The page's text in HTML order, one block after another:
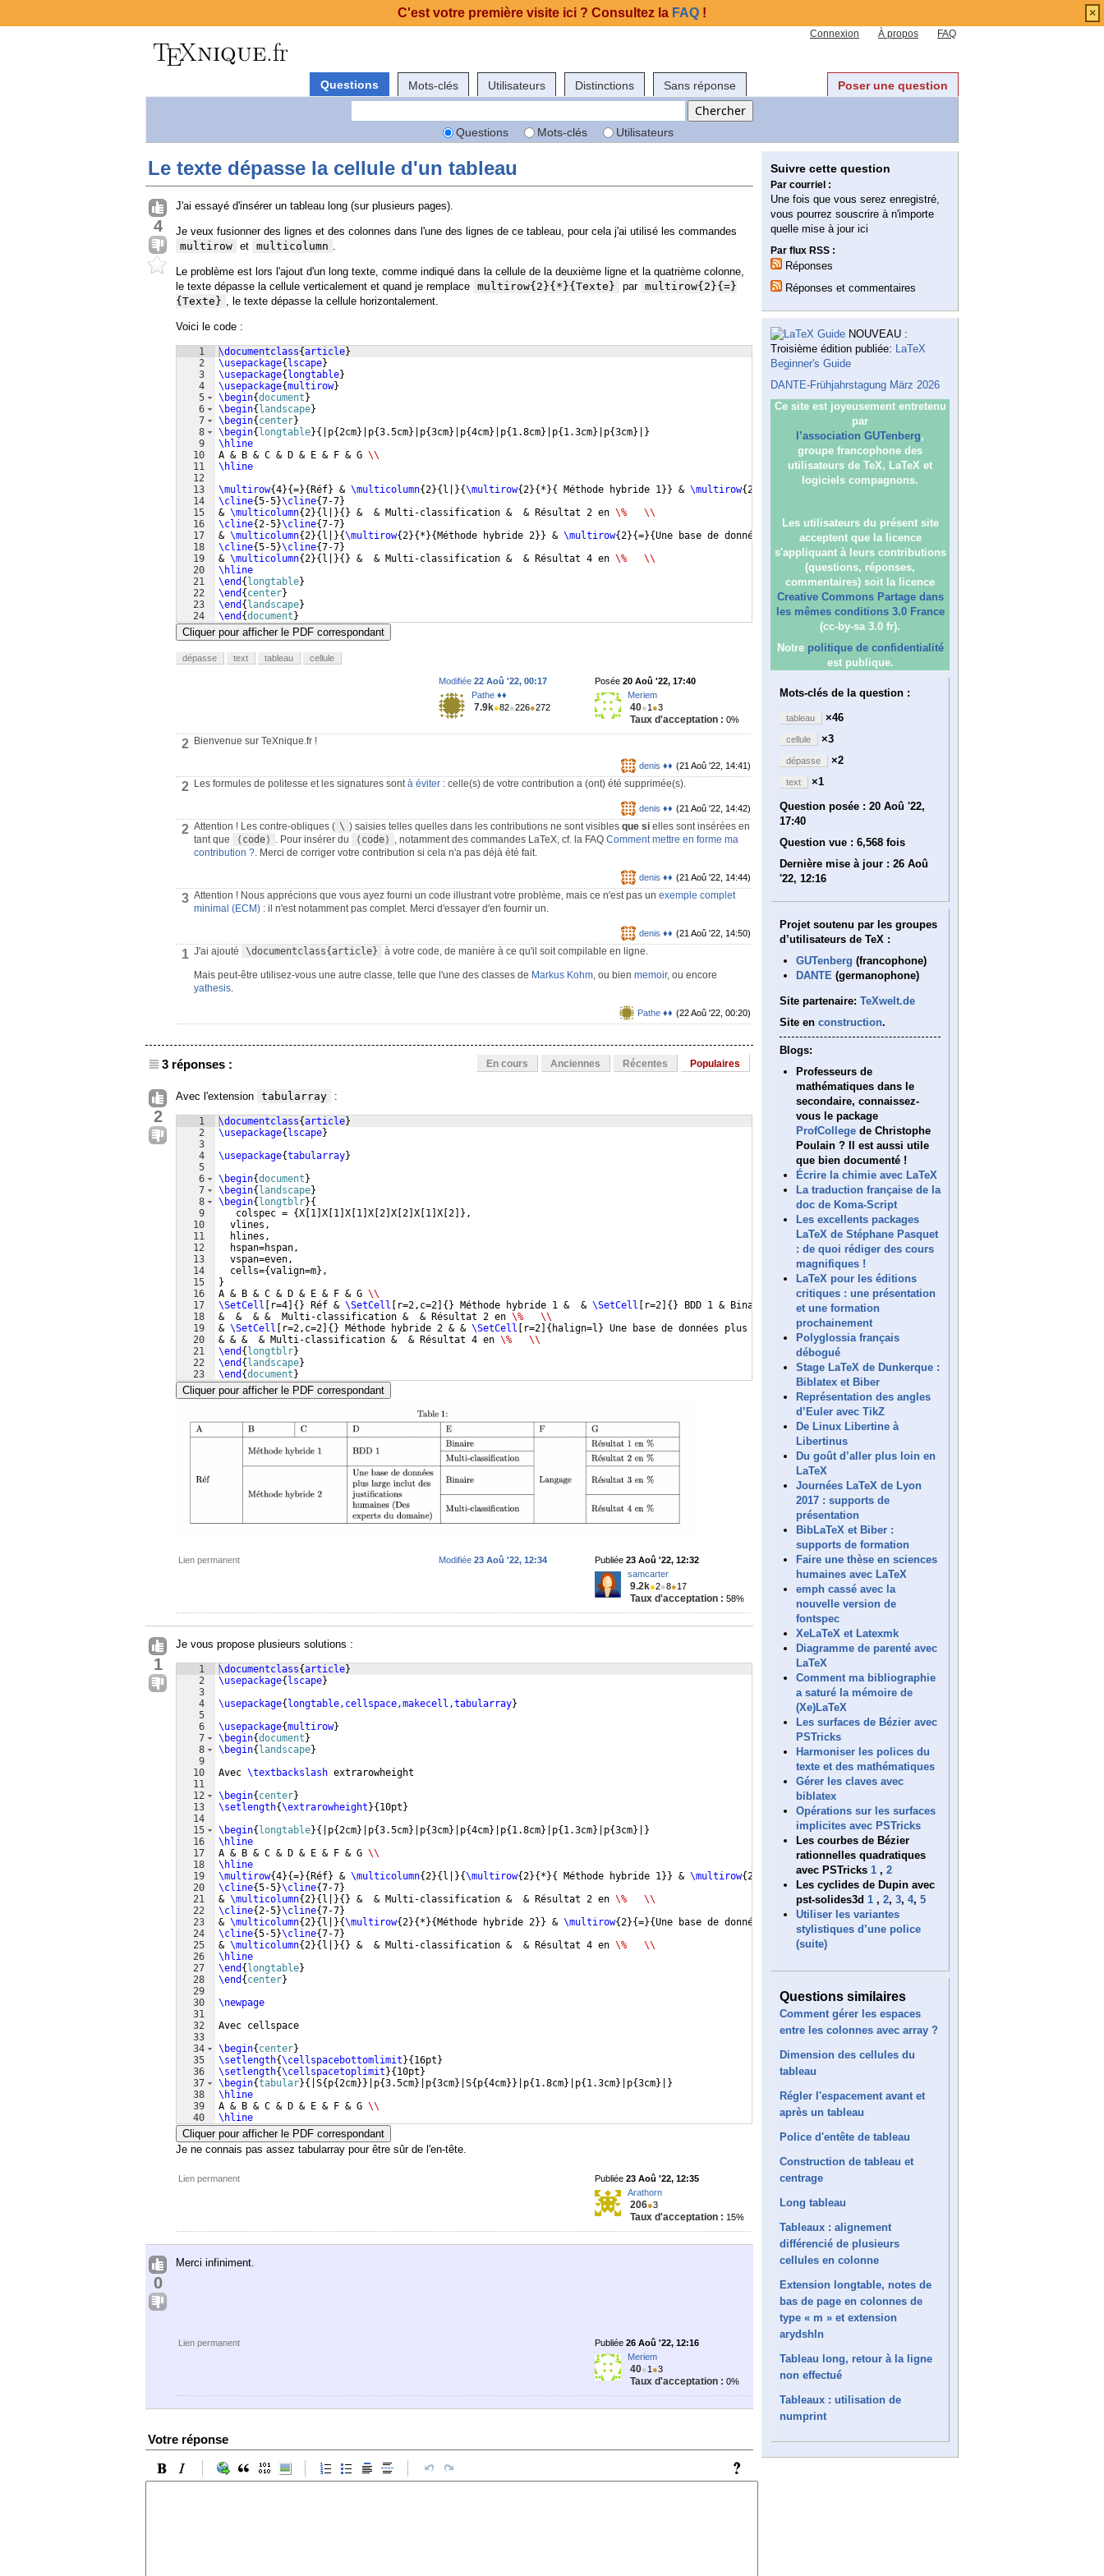
Connexion À propos FAQ
Questions Mots-clés Utilisateurs Distinctions Sans réponse Poser une question
Questions Mots-clés Utilisateurs
Le texte dépasse la cellule d'un tableau
4
J'ai essayé d'insérer un tableau long (sur plusieurs pages).
Je veux fusionner des lignes et des colonnes dans l'une des lignes de ce tableau, pour cela j'ai utilisé les commandes
multirow et multicolumn .
Le problème est lors l'ajout d'un long texte, comme indiqué dans la cellule de la deuxième ligne et la quatrième colonne,
le texte dépasse la cellule verticalement et quand je remplace multirow{2}{*}{Texte} par multirow{2}{=}
{Texte} , le texte dépasse la cellule horizontalement.
Voici le code :
1
2
3
4
5
6
7
8
9
10
11
12
13
14
15
16
17
18
19
20
21
22
23
24
\documentclass{article}
\usepackage{ lscape}
\usepackage{ longtable}
\usepackage{multirow}
\begin{document }
\begin{ landscape}
\begin{ center}
\begin{ longtable}{ |p{2cm} |p{3.5cm} |p{3cm} |p{4cm} |p{ 1.8cm} |p{ 1.3cm} |p{3cm}
}
\hline
A & B & C & D & E & F & G \\
\hline
\multirow{4}{=}{ Réf} & \multicolumn{2}{ l| }{\multirow{2}{ * }{ Méthode hybride 1}} & \multirow{2 } & Binaire &
\cline{5-5}\cline{7-7}
& \multicolumn{2}{ l| }{ } &  & Multi-classification &  & Résultat 2 en \%
\\
\cline{2-5}\cline{7-7}
& \multicolumn{2}{ l| }{\multirow{2}{ * }{ Méthode hybride 2}} & \multirow{2}{=}{Une base de données plus large inclut des justifications humaines
\cline{5-5}\cline{7-7}
& \multicolumn{2}{ l| }{ } &  & Multi-classification &  & Résultat 4 en \%
\\
\hline
\end { longtable}
\end { center}
\end { landscape}
\end {document }
Cliquer pour afficher le PDF correspondant
dépasse text tableau cellule
Posée 20 Aoû '22, 17:40
Meriem
40●1 ●3
Taux d'acceptation : 0%
Modifiée 22 Aoû '22, 00:17
Pathe ♦♦
7.9k●82●226●272
2 Bienvenue sur TeXnique.fr !
(21 Aoû '22, 14:41)
denis ♦♦
2 Les formules de politesse et les signatures sontà éviter : celle(s) de votre contribution a (ont) été supprimée(s).
(21 Aoû '22, 14:42)
denis ♦♦
2 Attention ! Les contre-obliques ( \ ) saisies telles quelles dans les contributions ne sont visibles que si elles sont insérées en
tant que
⟨code⟩ . Pour insérer du ⟨code⟩ , notamment des commandes LaTeX, cf. la FAQ Comment mettre en forme ma
contribution ?. Merci de corriger votre contribution si cela n'a pas déjà été fait.
(21 Aoû '22, 14:44)
denis ♦♦
3 Attention ! Nous apprécions que vous ayez fourni un code illustrant votre problème, mais ce n'est pas un exemple complet
minimal (ECM) : il n'est notamment pas complet. Merci d'essayer d'en fournir un.
(21 Aoû '22, 14:50)
denis ♦♦
1 J'ai ajouté \documentclass{article} à votre code, de manière à ce qu'il soit compilable en ligne.
Mais peut-être utilisez-vous une autre classe, telle que l'une des classes de Markus Kohm, ou bien memoir, ou encore
yathesis.
(22 Aoû '22, 00:20)
Pathe ♦♦
3 réponses : En cours Anciennes Récentes Populaires
2
Avec l'extension tabularray :
1
2
3
4
5
6
7
8
9
10
11
12
13
14
15
16
17
18
19
20
21
22
23
\documentclass{article}
\usepackage{ lscape}
\usepackage{tabularray}
\begin{document }
\begin{ landscape}
\begin{ longtblr}{
   colspec =
{X 1 X 1 X 1 X 2 X 2 X 1 X 2 ]} ,
  vlines,
  hlines,
  hspan=hspan,
  vspan=even,
  cells=
{valign=m} ,
}
A & B & C & D & E & F & G \\
\SetCell
r=4 { } Réf & \SetCell r=2,c=2 { } Méthode hybride 1 &  & \SetCell r=2 { } BDD 1 & Binaire & \SetCell[r=4]{} Langage & Résultat 1 en
&  &  & &  Multi-classification &  & Résultat 2 en \%
\\
& \SetCell r=2,c=2 { } Méthode hybride 2 & & \SetCell r=2 { halign=l } Une base de données plus large inclut des justifications humaines
& & &  & Multi-classification &  & Résultat 4 en \%
\\
\end { longtblr}
\end { landscape}
\end {document }
Cliquer pour afficher le PDF correspondant
Lien permanent Publiée 23 Aoû '22, 12:32
samcarter
9.2k●2●8●17
Taux d'acceptation : 58%
Modifiée 23 Aoû '22, 12:34
1
Je vous propose plusieurs solutions :
1
2
3
4
5
6
7
8
9
10
11
12
13
14
15
16
17
18
19
20
21
22
23
24
25
26
27
28
29
30
31
32
33
34
35
36
37
38
39
40
41
\documentclass{article}
\usepackage{ lscape}
\usepackage{ longtable,cellspace,makecell,tabularray}
\usepackage{multirow}
\begin{document }
\begin{ landscape}
Avec \textbackslash extrarowheight
\begin{ center}
\setlength{\extrarowheight }{ 10pt }
\begin{ longtable}{ |p{2cm} |p{3.5cm} |p{3cm} |p{4cm} |p{ 1.8cm} |p{ 1.3cm} |p{3cm}
}
\hline
A & B & C & D & E & F & G \\
\hline
\multirow{4}{=}{ Réf} & \multicolumn{2}{ l| }{\multirow{2}{ * }{ Méthode hybride 1}} & \multirow{2 BDD 1} & Binaire & \multirow
\cline{5-5}\cline{7-7}
& \multicolumn{2}{ l| }{ } &  & Multi-classification &  & Résultat 2 en \%
\\
\cline{2-5}\cline{7-7}
& \multicolumn{2}{ l| }{\multirow{2}{ * }{ Méthode hybride 2}} & \multirow{2}{=}{Une base de données plus large inclut des justifications humaines
\cline{5-5}\cline{7-7}
& \multicolumn{2}{ l| }{ } &  & Multi-classification &  & Résultat 4 en \%
\\
\hline
\end { longtable}
\end { center}
\newpage
Avec cellspace
\begin{ center}
\setlength{\cellspacebottomlimit }{ 16pt }
\setlength{\cellspacetoplimit }{ 10pt }
\begin{tabular}{ |S{ p{2cm}} |p{3.5cm} |p{3cm} |S{ p{4cm}} |p{ 1.8cm} |p{ 1.3cm} |p{3cm}
}
\hline
A & B & C & D & E & F & G \\
\hline
\multirow{4}{=}{Réf} & \multicolumn & Binaire &
Cliquer pour afficher le PDF correspondant
Je ne connais pas assez tabularray pour être sûr de l'en-tête.
Lien permanent Publiée 23 Aoû '22, 12:35
Arathorn
206●3
Taux d'acceptation : 15%
0
Merci infiniment.
Lien permanent Publiée 26 Aoû '22, 12:16
Meriem
40●1 ●3
Taux d'acceptation : 0%
Votre réponse
Suivre cette question
Par courriel :
Une fois que vous serez enregistré,
vous pourrez souscrire à n'importe
quelle mise à jour ici
Par flux RSS :
Réponses
Réponses et commentaires
NOUVEAU :
Troisième édition publiée: LaTeX
Beginner's Guide
DANTE-Frühjahrstagung März 2026
Ce site est joyeusement entretenu
par
l’association GUTenberg,
groupe francophone des
utilisateurs de TeX, LaTeX et
logiciels compagnons.
Les utilisateurs du présent site
acceptent que la licence
s'appliquant à leurs contributions
(questions, réponses,
commentaires) soit la licence
Creative Commons Partage dans
les mêmes conditions 3.0 France
(cc-by-sa 3.0 fr).
Notre politique de confidentialité
est publique.
Mots-clés de la question :
tableau ×46
cellule ×3
dépasse ×2
text
×1
Question posée : 20 Aoû '22,
17:40
Question vue : 6,568 fois
Dernière mise à jour : 26 Aoû
'22, 12:16
Projet soutenu par les groupes
d’utilisateurs de TeX :
GUTenberg (francophone)
DANTE (germanophone)
Site partenaire: TeXwelt.de
Site en construction.
Blogs:
Professeurs de
mathématiques dans le
secondaire, connaissez-
vous le package
ProfCollege de Christophe
Poulain ? Il est aussi utile
que bien documenté !
Écrire la chimie avec LaTeX
La traduction française de la
doc de Koma-Script
Les excellents packages
LaTeX de Stéphane Pasquet
: de quoi rédiger des cours
magnifiques !
LaTeX pour les éditions
critiques : une présentation
et une formation
prochainement
Polyglossia français
débogué
Stage LaTeX de Dunkerque :
Biblatex et Biber
Représentation des angles
d’Euler avec TikZ
De Linux Libertine à
Libertinus
Du goût d’aller plus loin en
LaTeX
Journées LaTeX de Lyon
2017 : supports de
présentation
BibLaTeX et Biber :
supports de formation
Faire une thèse en sciences
humaines avec LaTeX
emph cassé avec la
nouvelle version de
fontspec
XeLaTeX et Latexmk
Diagramme de parenté avec
LaTeX
Comment ma bibliographie
a saturé la mémoire de
(Xe)LaTeX
Les surfaces de Bézier avec
PSTricks
Harmoniser les polices du
texte et des mathématiques
Gérer les claves avec
biblatex
Opérations sur les surfaces
implicites avec PSTricks
Les courbes de Bézier
rationnelles quadratiques
avec PSTricks 1 , 2
Les cyclides de Dupin avec
pst-solides3d 1 , 2, 3, 4, 5
Utiliser les variantes
stylistiques d’une police
(suite)
Questions similaires
Comment gérer les espaces
entre les colonnes avec array ?
Dimension des cellules du
tableau
Régler l'espacement avant et
après un tableau
Police d'entête de tableau
Construction de tableau et
centrage
Long tableau
Tableaux : alignement
différencié de plusieurs
cellules en colonne
Extension longtable, notes de
bas de page en colonnes de
type « m » et extension
arydshln
Tableau long, retour à la ligne
non effectué
Tableaux : utilisation de
numprint
C'est votre première visite ici ? Consultez la FAQ ! ×